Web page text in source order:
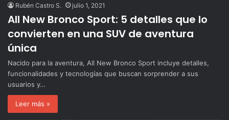
Rubén Castro S. julio 1, 2021
All New Bronco Sport: 5 detalles que lo
convierten en una SUV de aventura
única
Nacido para la aventura, All New Bronco Sport incluye detalles,
funcionalidades y tecnologías que buscan sorprender a sus
usuarios y…
Leer más »